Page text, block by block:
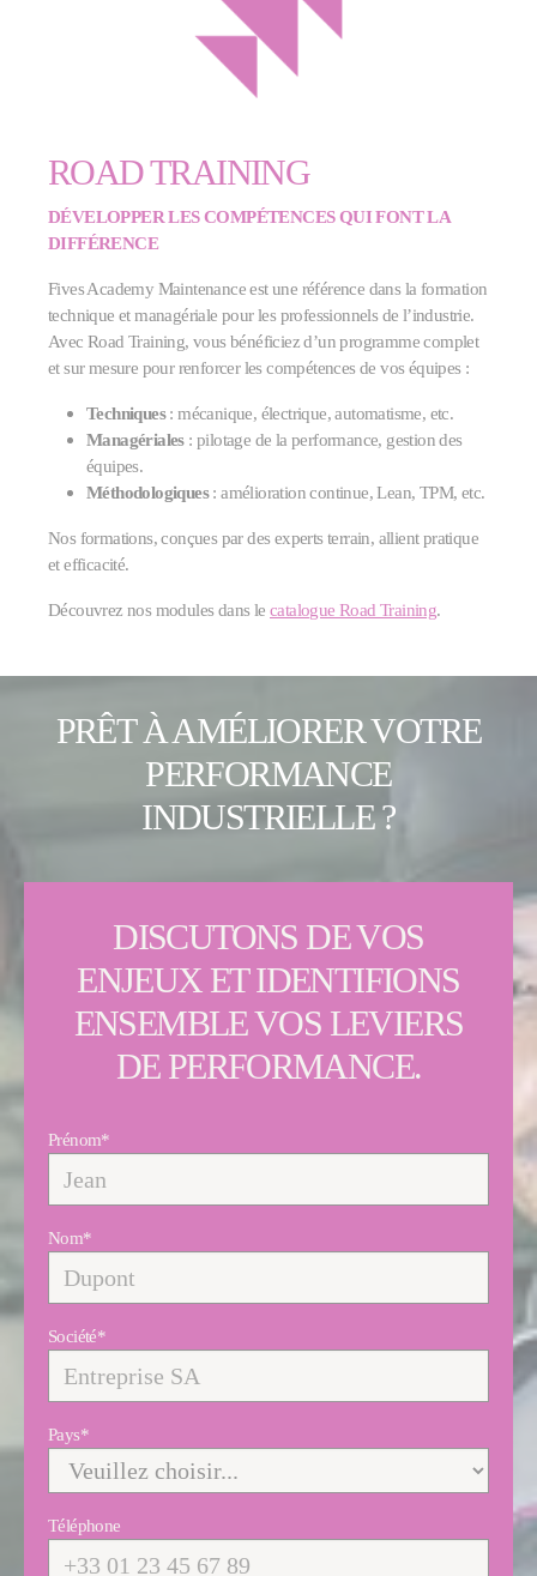
ROAD TRAINING
DÉVELOPPER LES COMPÉTENCES QUI FONT LA
DIFFÉRENCE
Fives Academy Maintenance est une référence dans la formation
technique et managériale pour les professionnels de l’industrie.
Avec Road Training, vous bénéficiez d’un programme complet
et sur mesure pour renforcer les compétences de vos équipes :
Techniques: mécanique, électrique, automatisme, etc.
Managériales : pilotage de la performance, gestion des
équipes.
Méthodologiques: amélioration continue, Lean, TPM, etc.
Nos formations, conçues par des experts terrain, allient pratique
et efficacité.
Découvrez nos modules dans le catalogue Road Training.
PRÊT À AMÉLIORER VOTRE
PERFORMANCE
INDUSTRIELLE ?
DISCUTONS DE VOS
ENJEUX ET IDENTIFIONS
ENSEMBLE VOS LEVIERS
DE PERFORMANCE.
Prénom*
Nom*
Société*
Pays*
Téléphone